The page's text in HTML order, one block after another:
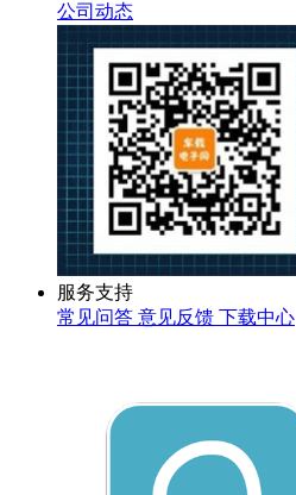
公司动态
服务支持
常见问答 意见反馈 下载中心